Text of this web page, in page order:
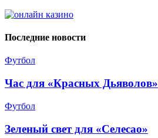
Последние новости
Футбол
Час для «Красных Дьяволов»
Футбол
Зеленый свет для «Селесао»